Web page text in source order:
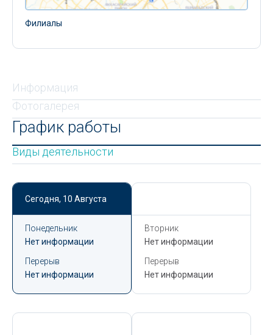
Филиалы
Информация
Фотогалерея
График работы
Виды деятельности
Сегодня, 10 Августа
Понедельник
Нет информации
Перерыв
Нет информации
Вторник
Нет информации
Перерыв
Нет информации